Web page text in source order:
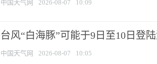
中国天气网 2026-08-07 10:09
台风“白海豚”可能于9日至10日登
中国天气网 2026-08-07 10:05